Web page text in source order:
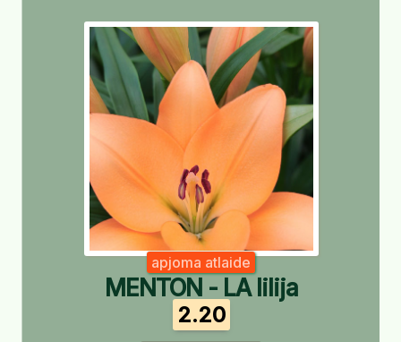
apjoma atlaide
MENTON - LA lilija
2.20